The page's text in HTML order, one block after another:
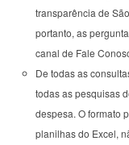
transparência de
portanto, as
canal de Fale
De todas as
todas as pesquisas
despesa. O formato
planilhas do Excel,